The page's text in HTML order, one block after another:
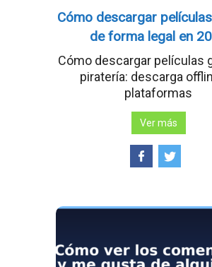
Cómo descargar
de forma legal en
Cómo descargar películas
piratería: descarga
plataformas
Ver más